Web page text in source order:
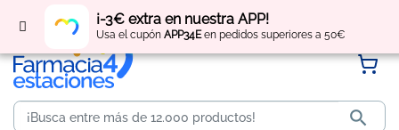
¡-3€ extra en nuestra APP!
Usa el cupón APP34Een pedidos superiores a 50€
Regístratey obtén puntos por tus compras
